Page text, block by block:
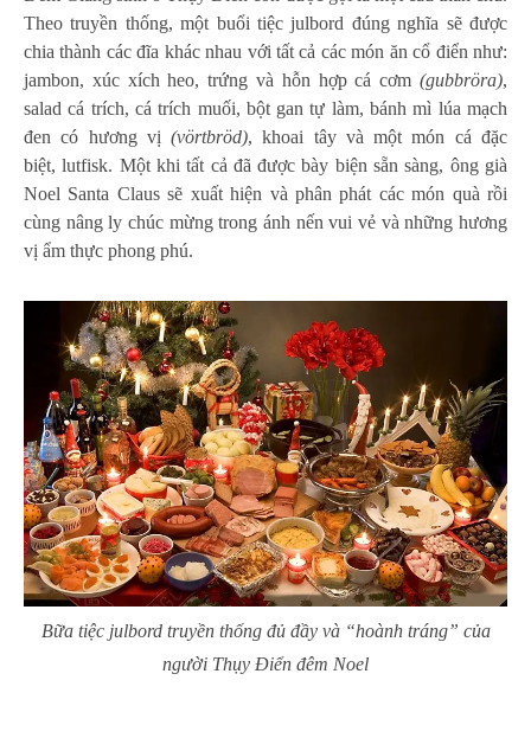
Theo truyền thống, một buổi tiệc julbord đúng nghĩa sẽ được
chia thành các đĩa khác nhau với tất cả các món ăn cổ điển như:
jambon, xúc xích heo, trứng và hỗn hợp cá cơm (gubbröra),
salad cá trích, cá trích muối, bột gan tự làm, bánh mì lúa mạch
đen có hương vị(vörtbröd), khoai tây và một món cá đặc
biệt, lutfisk. Một khi tất cả đã được bày biện sẵn sàng, ông già
Noel Santa Claus sẽ xuất hiện và phân phát các món quà rồi
cùng nâng ly chúc mừng trong ánh nến vui vẻ và những hương
vị ẩm thực phong phú.
Bữa tiệc julbord truyền thống đủ đầy và “hoành tráng” của
người Thụy Điển đêm Noel